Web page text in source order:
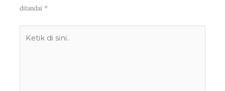
ditandai *